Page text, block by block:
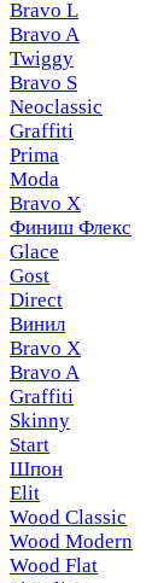
Bravo L
Bravo A
Twiggy
Bravo S
Neoclassic
Graffiti
Prima
Moda
Bravo X
Финиш Флекс
Glace
Gost
Direct
Винил
Bravo X
Bravo A
Graffiti
Skinny
Start
Шпон
Elit
Wood Classic
Wood Modern
Wood Flat